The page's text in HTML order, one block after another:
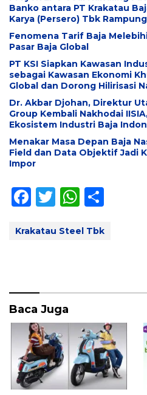
Banko antara PT Krakatau
Karya (Persero) Tbk
Fenomena Tarif Baja
Pasar Baja Global
PT KSI Siapkan Kawasan
sebagai Kawasan Ekonomi
Global dan Dorong Hilirisasi
Dr. Akbar Djohan, Direktur
Group Kembali Nakhodai
Ekosistem Industri Baja
Pasar Global
Menakar Masa Depan Baja
Field dan Data Objektif Jadi
Impor
F
e
o
k
T
itt
W
at
p
ar
Krakatau Steel Tbk
Baca Juga